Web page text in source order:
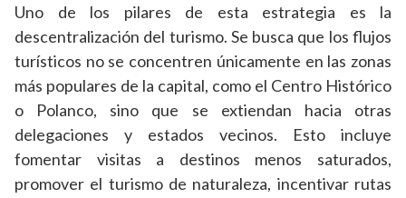
Uno de los pilares de esta estrategia es la
descentralización del turismo. Se busca que los flujos
turísticos no se concentren únicamente en las zonas
más populares de la capital, como el Centro Histórico
o Polanco, sino que se extiendan hacia otras
delegaciones y estados vecinos. Esto incluye
fomentar visitas a destinos menos saturados,
promover el turismo de naturaleza, incentivar rutas